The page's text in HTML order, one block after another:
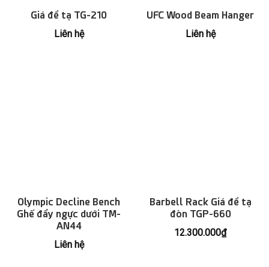
Giá để tạ TG-210
Liên hệ
UFC Wood Beam Hanger
Liên hệ
Olympic Decline Bench
Ghế đẩy ngực dưới TM-
AN44
Liên hệ
Barbell Rack Giá để tạ
đòn TGP-660
12.300.000₫